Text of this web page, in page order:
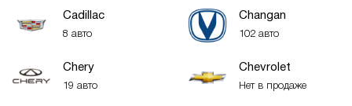
Cadillac
8 авто
Changan
102 авто
Chery
19 авто
Chevrolet
Нет в продаже